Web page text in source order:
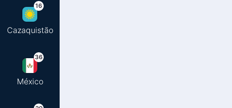
16
Cazaquistão
36
México